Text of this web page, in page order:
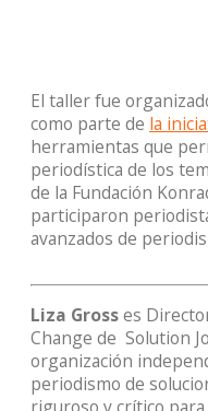
El taller fue
como parte de la
herramientas que
periodística de los
de la Fundación
participaron
avanzados de
Liza Grosses
Change de Solution
organización
periodismo de